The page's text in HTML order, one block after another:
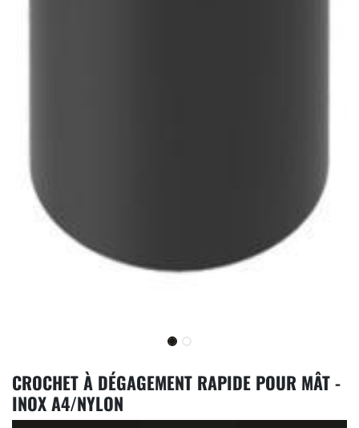
CROCHET À DÉGAGEMENT RAPIDE POUR MÂT -
INOX A4/NYLON